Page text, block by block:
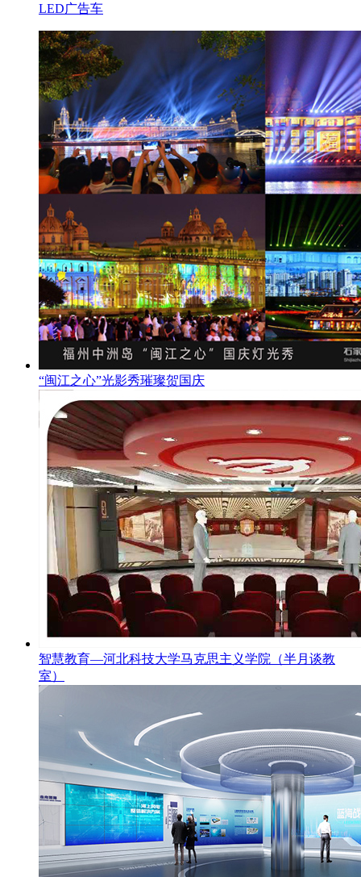
LED广告车
“闽江之心”光影秀璀璨贺国庆
智慧教育—河北科技大学马克思主义学院（半月谈教
室）